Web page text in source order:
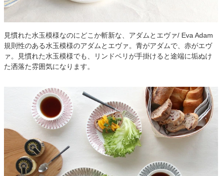
見慣れた水玉模様なのにどこか斬新な、アダムとエヴァ/ Eva Adam
規則性のある水玉模様のアダムとエヴァ。青がアダムで、赤がエヴ
ァ。見慣れた水玉模様でも、リンドベリが手掛けると途端に垢ぬけ
た洒落た雰囲気になります。